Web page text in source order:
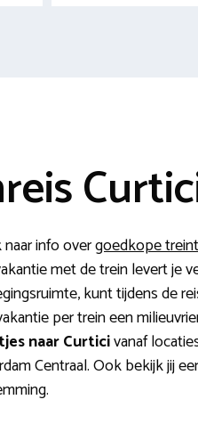
info overgoedkope
met de trein levert je
kunt tijdens de
per trein een
naar Curticivanaf
Centraal. Ook bekijk jij